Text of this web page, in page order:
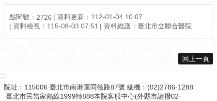
點閱數： 2726
資料更新：112-01-04 10:07
資料檢視：115-08-03 07:51
資料維護：臺北市立聯合醫院
回上一頁
:::
院址：115006 臺北市南港區同德路87號 總機：(02)2786-1288
臺北市民當家熱線1999轉888本院客服中心(外縣市請撥02-